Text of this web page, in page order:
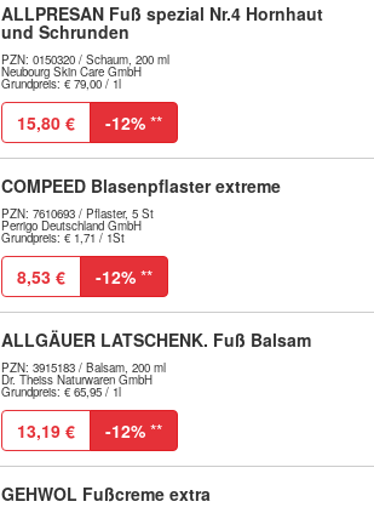
ALLPRESAN Fuß spezial Nr.4 Hornhaut
und Schrunden
PZN: 0150320 / Schaum, 200 ml
Neubourg Skin Care GmbH
Grundpreis: € 79,00 / 1l
15,80 € -12% **
COMPEED Blasenpflaster extreme
PZN: 7610693 / Pflaster, 5 St
Perrigo Deutschland GmbH
Grundpreis: € 1,71 / 1St
8,53 € -12% **
ALLGÄUER LATSCHENK. Fuß Balsam
PZN: 3915183 / Balsam, 200 ml
Dr. Theiss Naturwaren GmbH
Grundpreis: € 65,95 / 1l
13,19 € -12% **
GEHWOL Fußcreme extra